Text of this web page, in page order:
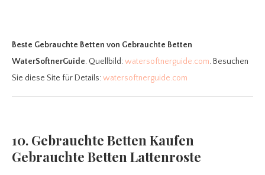
Beste Gebrauchte Betten von Gebrauchte Betten
WaterSoftnerGuide. Quellbild:watersoftnerguide.com. Besuchen
Sie diese Site für Details:watersoftnerguide.com
10. Gebrauchte Betten Kaufen
Gebrauchte Betten Lattenroste